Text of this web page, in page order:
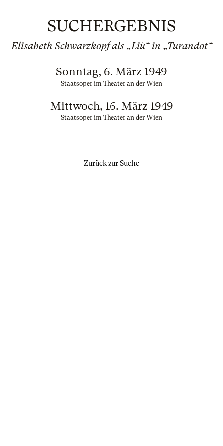
SUCHERGEBNIS
Elisabeth Schwarzkopf als „Liù“ in „Turandot“
Sonntag, 6. März 1949
Staatsoper im Theater an der Wien
Mittwoch, 16. März 1949
Staatsoper im Theater an der Wien
Zurück zur Suche